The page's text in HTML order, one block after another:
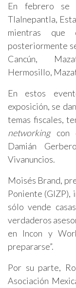
En febrero se
Tlalnepantla,
mientras
posteriormente
Cancún,
Hermosillo,
En estos
exposición, se
temas fiscales,
networkingcon
Damián
Vivanuncios.
Moisés Brand,
Poniente (GIZP),
sólo vende
verdaderos
en Incon y
prepararse”.
Por su parte,
Asociación